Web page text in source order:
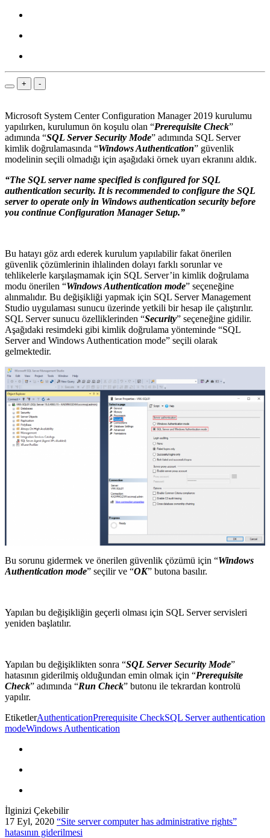
+ -
Microsoft System Center Configuration Manager 2019 kurulumu
yapılırken, kurulumun ön koşulu olan “Prerequisite Check”
adımında “SQL Server Security Mode” adımında SQL Server
kimlik doğrulamasında “Windows Authentication” güvenlik
modelinin seçili olmadığı için aşağıdaki örnek uyarı ekranını aldık.
“The SQL server name specified is configured for SQL
authentication security. It is recommended to configure the SQL
server to operate only in Windows authentication security before
you continue Configuration Manager Setup.”
Bu hatayı göz ardı ederek kurulum yapılabilir fakat önerilen
güvenlik çözümlerinin ihlalinden dolayı farklı sorunlar ve
tehlikelerle karşılaşmamak için SQL Server’in kimlik doğrulama
modu önerilen “Windows Authentication mode” seçeneğine
alınmalıdır. Bu değişikliği yapmak için SQL Server Management
Studio uygulaması sunucu üzerinde yetkili bir hesap ile çalıştırılır.
SQL Server sunucu özelliklerinden “Security” seçeneğine gidilir.
Aşağıdaki resimdeki gibi kimlik doğrulama yönteminde “SQL
Server and Windows Authentication mode” seçili olarak
gelmektedir.
Bu sorunu gidermek ve önerilen güvenlik çözümü için “Windows
Authentication mode” seçilir ve “OK” butona basılır.
Yapılan bu değişikliğin geçerli olması için SQL Server servisleri
yeniden başlatılır.
Yapılan bu değişiklikten sonra “SQL Server Security Mode”
hatasının giderilmiş olduğundan emin olmak için “Prerequisite
Check” adımında “Run Check” butonu ile tekrardan kontrolü
yapılır.
EtiketlerAuthenticationPrerequisite CheckSQL Server authentication
modeWindows Authentication
İlginizi Çekebilir
17 Eyl, 2020 “Site server computer has administrative rights”
hatasının giderilmesi